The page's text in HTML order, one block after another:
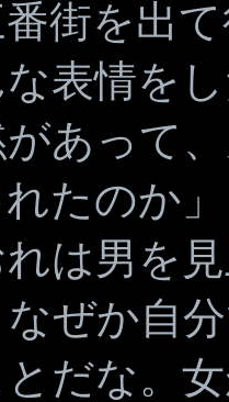
番街を出
表情を
あって
たのか」
れは男を
なぜか自
とだな。